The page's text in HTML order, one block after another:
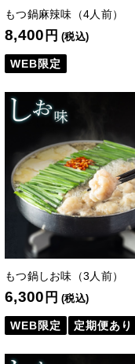
もつ鍋麻辣味（4人前）
8,400 円 (税込)
WEB限定
もつ鍋しお味（3人前）
6,300 円 (税込)
WEB限定 定期便あり